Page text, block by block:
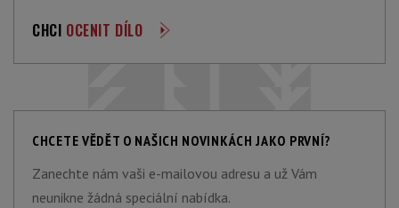
CHCI OCENIT DÍLO
CHCETE VĚDĚT O NAŠICH NOVINKÁCH JAKO PRVNÍ?
Zanechte nám vaši e-mailovou adresu a už Vám
neunikne žádná speciální nabídka.